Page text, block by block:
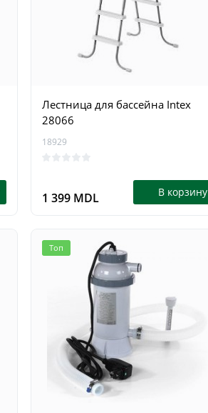
1 199 MDL В корзину
Лестница для бассейна Intex
28066
18929
1 399 MDL В корзину
Топ